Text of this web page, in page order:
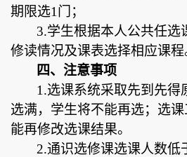
期限选1门；
3.学生根据本人公共任选
修读情况及课表选择相应课程
四、注意事项
1.选课系统采取先到先得
选满，学生将不能再选； 选课
能再修改选课结果。
2.通识选修课选课人数低